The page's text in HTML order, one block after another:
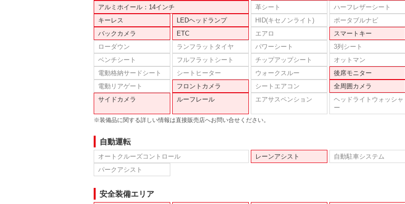
アルミホイール：14インチ 革シート
ハーフレザーシート
キーレス
LEDヘッドランプ HID(キセノンライト)
ポータブルナビ
バックカメラ
ETC エアロ
スマートキー
ローダウン
ランフラットタイヤ パワーシート
3列シート
ベンチシート
フルフラットシート チップアップシート
オットマン
電動格納サードシート
シートヒーター ウォークスルー
後席モニター
電動リアゲート
フロントカメラ シートエアコン
全周囲カメラ
サイドカメラ
ルーフレール エアサスペンション
ヘッドライトウォッシャ
ー
※装備品に関する詳しい情報は直接販売店へお問い合せください。
自動運転
オートクルーズコントロール レーンアシスト
自動駐車システム
パークアシスト
安全装備エリア